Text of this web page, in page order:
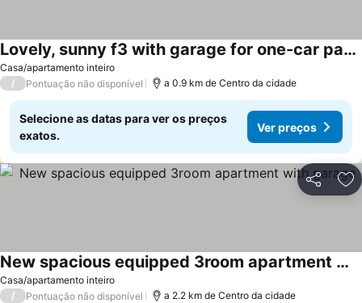
Casa/apartamento inteiro
Lovely, sunny f3 with garage for one-car parking
/ Pontuação não disponível a 0.9 km de Centro da cidade
Selecione as datas para ver os preços
exatos.
Ver preços
Partilhar
Casa/apartamento inteiro
New spacious equipped 3room apartment with garage
/ Pontuação não disponível a 2.2 km de Centro da cidade